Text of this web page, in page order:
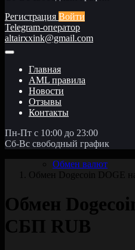
Регистрация Войти
Telegram-оператор
altairxxink@gmail.com
Главная
AML правила
Новости
Отзывы
Контакты
Пн-Пт с 10:00 до 23:00
Сб-Вс свободный график
Обмен валют
Обмен Dogecoin DOGE
Обмен
СБП RUB